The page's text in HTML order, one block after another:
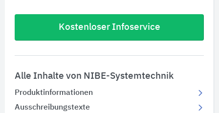
Kostenloser Infoservice
Alle Inhalte von NIBE-Systemtechnik
Produktinformationen
Ausschreibungstexte